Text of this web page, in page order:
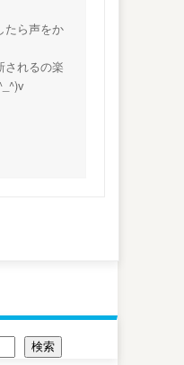
たら声をか
されるの楽
検索